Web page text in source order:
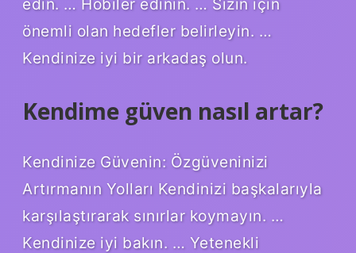
önemli olan hedefler belirleyin. …
Kendinize iyi bir arkadaş olun.
Kendime güven nasıl artar?
Kendinize Güvenin: Özgüveninizi
Artırmanın Yolları Kendinizi başkalarıyla
karşılaştırarak sınırlar koymayın. …
Kendinize iyi bakın. … Yetenekli